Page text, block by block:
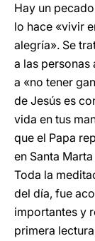
Hay un
lo hace «vivir
alegría». Se
a las personas
a «no tener
de Jesús es
vida en tus
que el Papa
en Santa
Toda la
del día, fue
importantes y
primera